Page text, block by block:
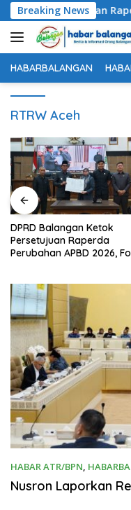
Langsung
ke
konten
Breaking News
Persetujuan Raperda
HABARBALANGAN
RTRW Aceh
DPRD Balangan
Penyebaran Informasi
Melalui Podcast
HABAR ATR/BPN,
Nusron Laporkan